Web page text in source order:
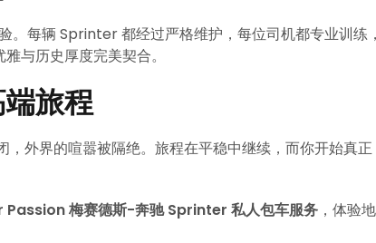
。每辆 Sprinter 都经过严格维护，每位司机都专业训练
与历史厚度完美契合。
旅程
外界的喧嚣被隔绝。旅程在平稳中继续，而你开始真正
Passion 梅赛德斯-奔驰 Sprinter 私人包车服务 ，体验地